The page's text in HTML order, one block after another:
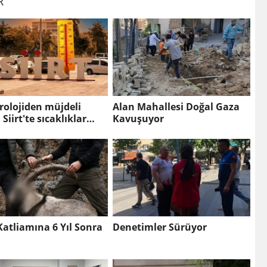
müjdeli
sıcaklıklar
Alan Mahallesi Doğal Gaza
Kavuşuyor
6 Yıl Sonra Denetimler Sürüyor